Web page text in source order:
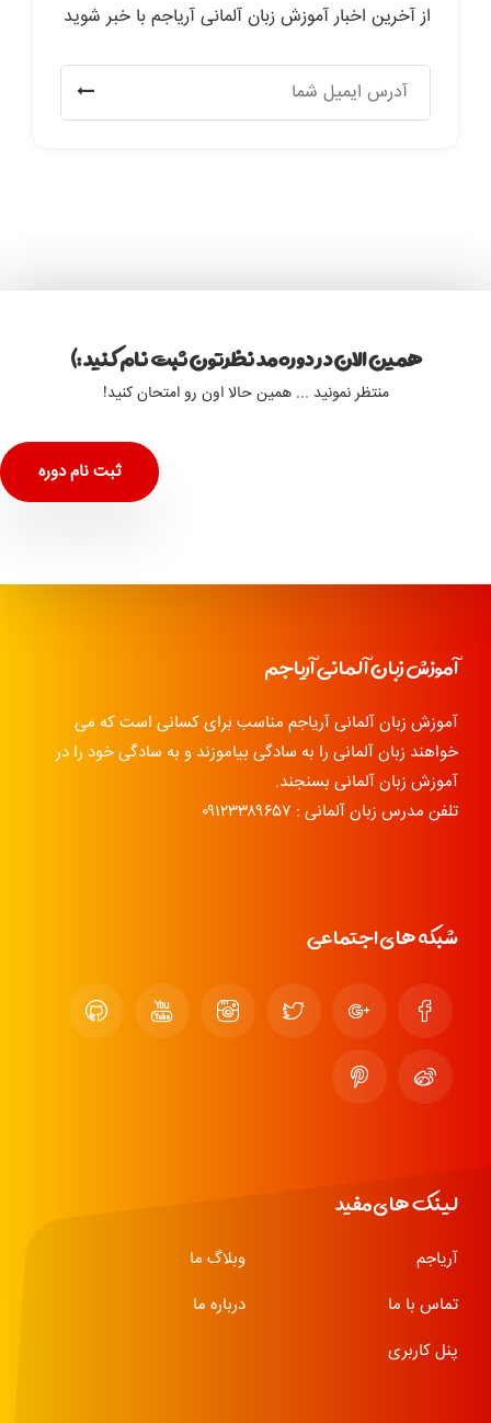
از آخرین اخبار آموزش زبان آلمانی آریاجم با خبر شوید
همین الان در دوره مد نظرتون ثبت نام کنید :)
منتظر نمونید ... همین حالا اون رو امتحان کنید!
ثبت نام دوره
آموزش زبان آلمانی آریاجم
آموزش زبان آلمانی آریاجم مناسب برای کسانی است که می
خواهند زبان آلمانی را به سادگی بیاموزند و به سادگی خود را در
آموزش زبان آلمانی بسنجند.
تلفن مدرس زبان آلمانی : ۰۹۱۲۳۳۸۹۶۵۷
شبکه های اجتماعی
لینک های مفید
آریاجم
وبلاگ ما
تماس با ما
درباره ما
پنل کاربری